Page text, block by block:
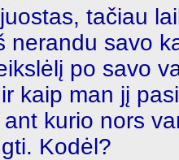
tačiau
nerandu savo
po savo
kaip man jį
kurio nors
Kodėl?